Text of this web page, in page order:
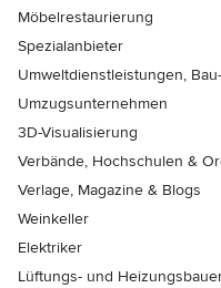
Möbelrestaurierung
Spezialanbieter
Umweltdienstleistungen,
Umzugsunternehmen
3D-Visualisierung
Verbände, Hochschulen &
Verlage, Magazine & Blogs
Weinkeller
Elektriker
Lüftungs- und